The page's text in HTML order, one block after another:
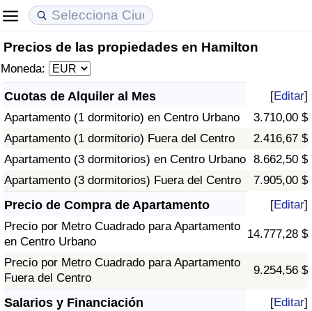
Precios de las propiedades en Hamilton
Moneda:
Cuotas de Alquiler al Mes [Editar]
Apartamento (1 dormitorio) en Centro Urbano
3.710,00 $
Apartamento (1 dormitorio) Fuera del Centro
2.416,67 $
Apartamento (3 dormitorios) en Centro Urbano 8.662,50 $
Apartamento (3 dormitorios) Fuera del Centro
7.905,00 $
Precio de Compra de Apartamento [Editar]
Precio por Metro Cuadrado para Apartamento
en Centro Urbano
14.777,28 $
Precio por Metro Cuadrado para Apartamento
Fuera del Centro
9.254,56 $
Salarios y Financiación [Editar]
Coste de vida
Índice de Costo de Vida (Actual)
Índice de Costo de Vida
Índice de costo de vida por país
Precios de las propiedades
Índice de Precios de Inmuebles (Actual)
Índice de Precios de Inmuebles
Índice de Precios de Inmuebles por País
Calidad de Vida
Índice de Calidad de Vida
Índice de Calidad de Vida (Actual)
Índice de calidad de vida por país
Calificación del Índice de Criminalidad
(Actual)
Índice de Criminalidad